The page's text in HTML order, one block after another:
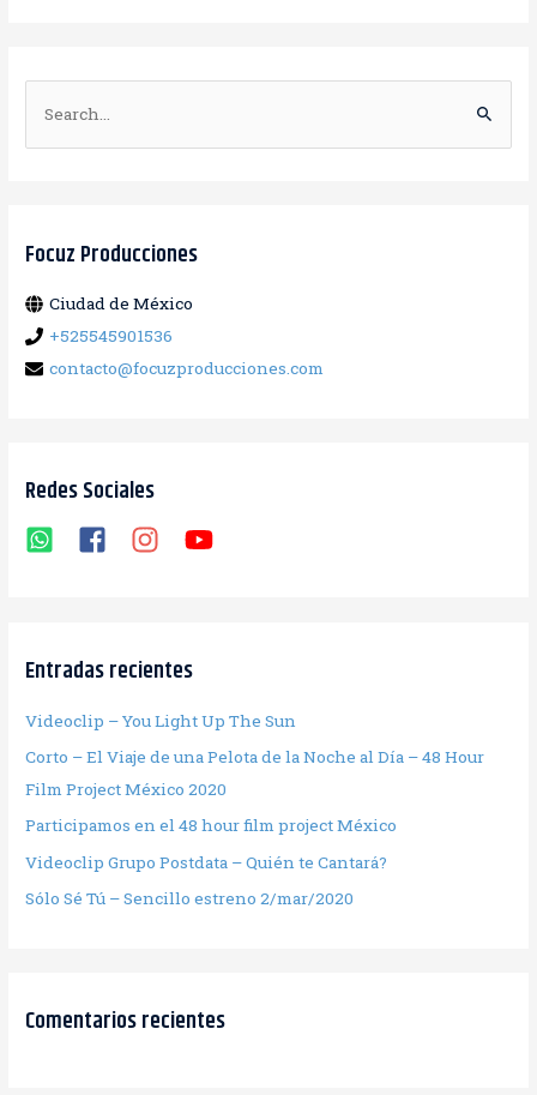
u
a
:
Focuz Producciones
Ciudad de México
+525545901536
contacto@focuzproducciones.com
Redes Sociales
Entradas recientes
Videoclip – You Light Up The Sun
Corto – El Viaje de una Pelota de la Noche al Día – 48 Hour
Film Project México 2020
Participamos en el 48 hour film project México
Videoclip Grupo Postdata – Quién te Cantará?
Sólo Sé Tú – Sencillo estreno 2/mar/2020
Comentarios recientes